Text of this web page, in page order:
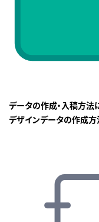
データの作成・入稿方法
デザインデータの作成方